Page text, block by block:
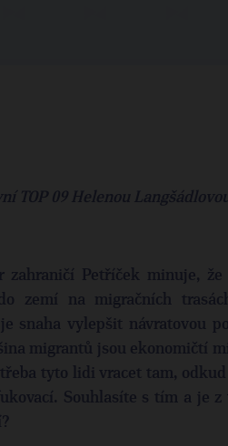
TOP 09 Helenou
Petříček minuje, že
zemí na migračních
snaha vylepšit návratovou
migrantů jsou ekonomičtí
tyto lidi vracet tam,
Souhlasíte s tím a je z